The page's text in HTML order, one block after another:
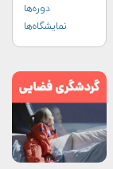
دوره‌ها
نمایشگاه‌ها